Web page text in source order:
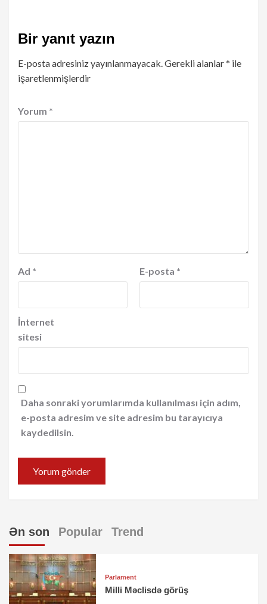
Bir yanıt yazın
E-posta adresiniz yayınlanmayacak.Gerekli alanlar* ile
işaretlenmişlerdir
Yorum *
Ad * E-posta *
İnternet
sitesi
Daha sonraki yorumlarımda kullanılması için adım,
e-posta adresim ve site adresim bu tarayıcıya
kaydedilsin.
Ən son Popular Trend
Parlament
Milli Məclisdə görüş